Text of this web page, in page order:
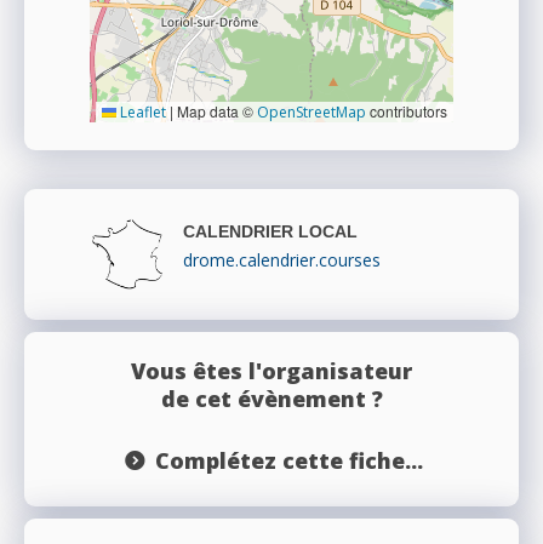
Leaflet | Map data © OpenStreetMap contributors
CALENDRIER LOCAL
drome.calendrier.courses
Vous êtes l'organisateur
de cet évènement ?
Complétez cette fiche...